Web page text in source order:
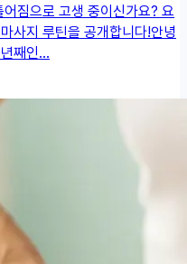
짐으로 고생 중이신가요? 요
사지 루틴을 공개합니다!안녕
째인...